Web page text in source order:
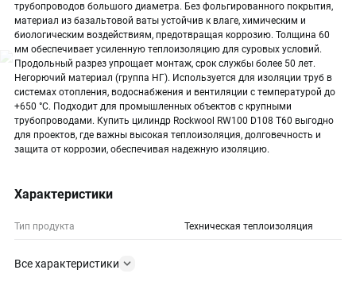
трубопроводов большого диаметра. Без фольгированного покрытия,
материал из базальтовой ваты устойчив к влаге, химическим и
биологическим воздействиям, предотвращая коррозию. Толщина 60
мм обеспечивает усиленную теплоизоляцию для суровых условий.
Продольный разрез упрощает монтаж, срок службы более 50 лет.
Негорючий материал (группа НГ). Используется для изоляции труб в
системах отопления, водоснабжения и вентиляции с температурой до
+650 °C. Подходит для промышленных объектов с крупными
трубопроводами. Купить цилиндр Rockwool RW100 D108 T60 выгодно
для проектов, где важны высокая теплоизоляция, долговечность и
защита от коррозии, обеспечивая надежную изоляцию.
Характеристики
Тип продукта Техническая теплоизоляция
Все характеристики